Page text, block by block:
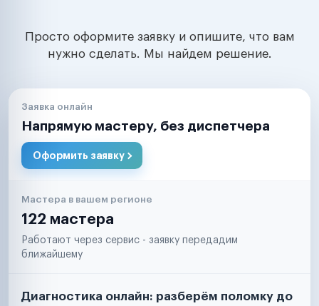
Просто оформите заявку и опишите, что вам
нужно сделать. Мы найдем решение.
Заявка онлайн
Напрямую мастеру, без диспетчера
Оформить заявку
Мастера в вашем регионе
122 мастера
Работают через сервис - заявку передадим
ближайшему
Диагностика онлайн: разберём поломку до